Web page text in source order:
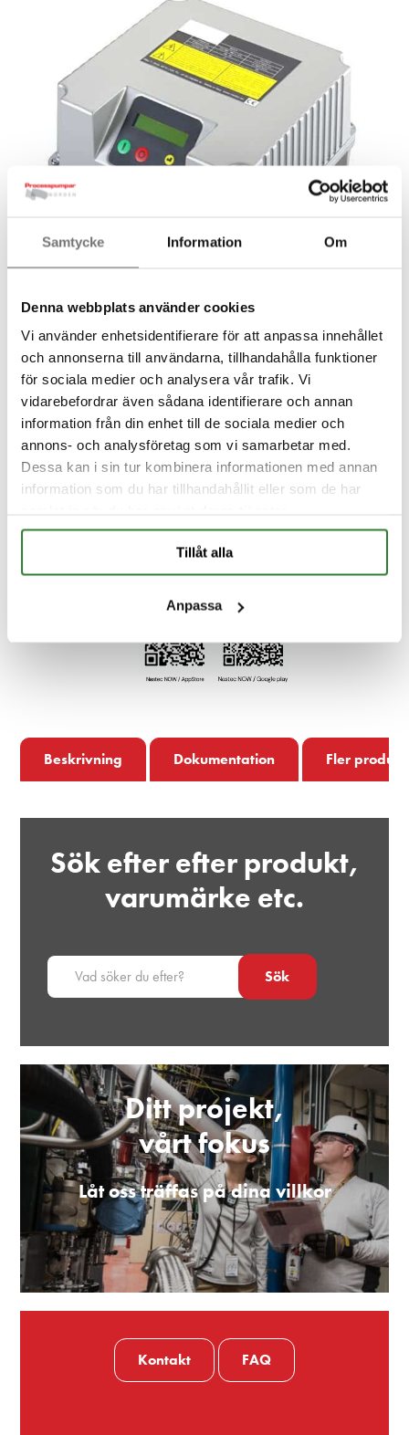
Samtycke Information Om
Denna webbplats använder cookies
Vi använder enhetsidentifierare för att anpassa innehållet
och annonserna till användarna, tillhandahålla funktioner
för sociala medier och analysera vår trafik. Vi
vidarebefordrar även sådana identifierare och annan
information från din enhet till de sociala medier och
annons- och analysföretag som vi samarbetar med.
Dessa kan i sin tur kombinera informationen med annan
information som du har tillhandahållit eller som de har
Tillåt alla
Anpassa
Beskrivning Dokumentation Fler
Sök efter efter produkt,
varumärke etc.
Sök
Ditt projekt,
vårt fokus
Låt oss träffas på dina villkor
Kontakt FAQ